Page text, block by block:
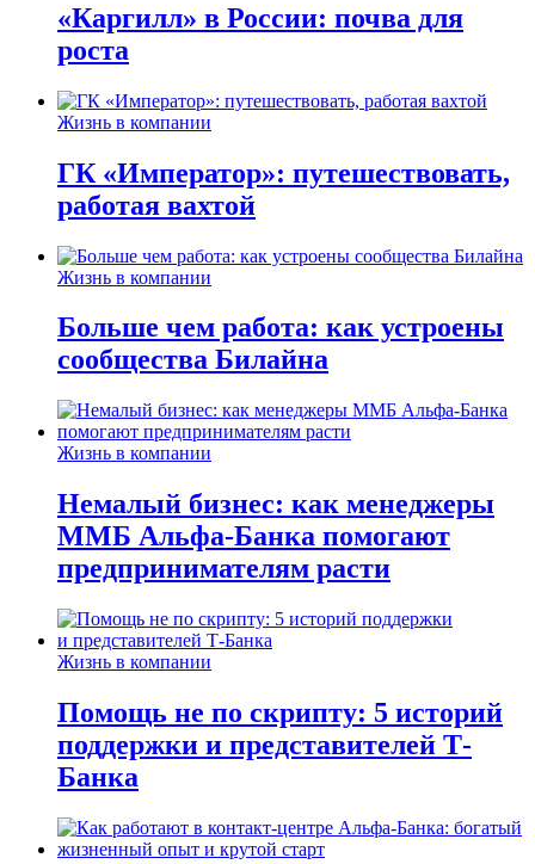
«Каргилл» в России: почва для
роста
Жизнь в компании
ГК «Император»: путешествовать,
работая вахтой
Жизнь в компании
Больше чем работа: как устроены
сообщества Билайна
Жизнь в компании
Немалый бизнес: как менеджеры
ММБ Альфа-Банка помогают
предпринимателям расти
Жизнь в компании
Помощь не по скрипту: 5 историй
поддержки и представителей Т-
Банка